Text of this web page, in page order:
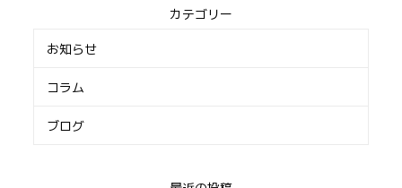
カテゴリー
お知らせ
コラム
ブログ